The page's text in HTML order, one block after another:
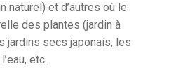
naturel) et d’autres où le
des plantes (jardin à
jardins secs japonais, les
etc.